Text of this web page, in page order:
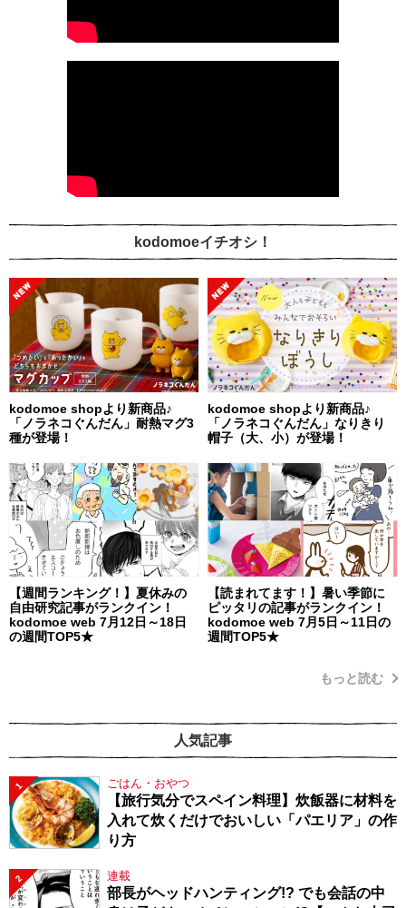
kodomoeイチオシ！
kodomoe shopより新商品♪
「ノラネコぐんだん」耐熱マグ3
種が登場！
kodomoe shopより新商品♪
「ノラネコぐんだん」なりきり
帽子（大、小）が登場！
【週間ランキング！】夏休みの
自由研究記事がランクイン！
kodomoe web 7月12日～18日
の週間TOP5★
【読まれてます！】暑い季節に
ピッタリの記事がランクイン！
kodomoe web 7月5日～11日の
週間TOP5★
もっと読む
人気記事
1 ごはん・おやつ
【旅行気分でスペイン料理】炊飯器に材料を
入れて炊くだけでおいしい「パエリア」の作
り方
2 連載
部長がヘッドハンティング!? でも会話の中